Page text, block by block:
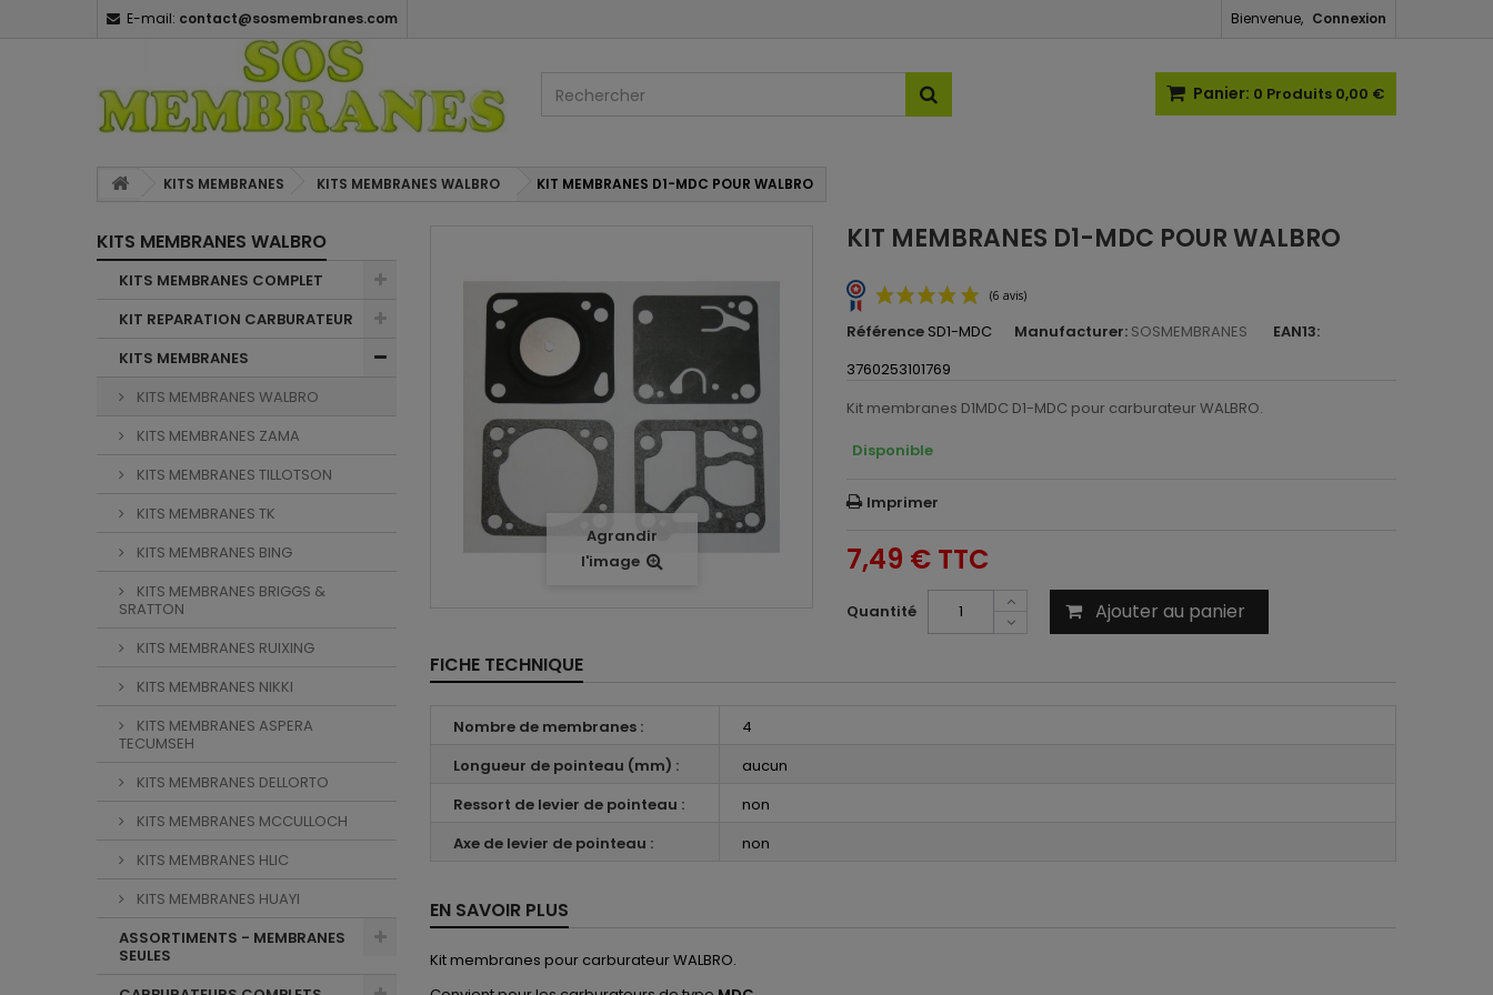
Bienvenue, Connexion
E-mail: contact@sosmembranes.com
Panier: 0 Produits 0,00 €
KITS MEMBRANES KITS MEMBRANES WALBRO KIT MEMBRANES D1-MDC POUR WALBRO
KITS MEMBRANES WALBRO
KITS MEMBRANES COMPLET
KIT REPARATION CARBURATEUR
KITS MEMBRANES
KITS MEMBRANES WALBRO
KITS MEMBRANES ZAMA
KITS MEMBRANES TILLOTSON
KITS MEMBRANES TK
KITS MEMBRANES BING
KITS MEMBRANES BRIGGS &
SRATTON
KITS MEMBRANES RUIXING
KITS MEMBRANES NIKKI
KITS MEMBRANES ASPERA
TECUMSEH
KITS MEMBRANES DELLORTO
KITS MEMBRANES MCCULLOCH
KITS MEMBRANES HLIC
KITS MEMBRANES HUAYI
ASSORTIMENTS - MEMBRANES
SEULES
Agrandir
l'image
KIT MEMBRANES D1-MDC POUR WALBRO
Référence SD1-MDC Manufacturer: SOSMEMBRANES
EAN13:
3760253101769
Kit membranes D1MDC D1-MDC pour carburateur WALBRO.
Disponible
Imprimer
7,49 € TTC
Quantité Ajouter au panier
FICHE TECHNIQUE
Nombre de membranes :
4
Longueur de pointeau (mm) :
aucun
Ressort de levier de pointeau :
non
Axe de levier de pointeau :
non
EN SAVOIR PLUS
Kit membranes pour carburateur WALBRO.